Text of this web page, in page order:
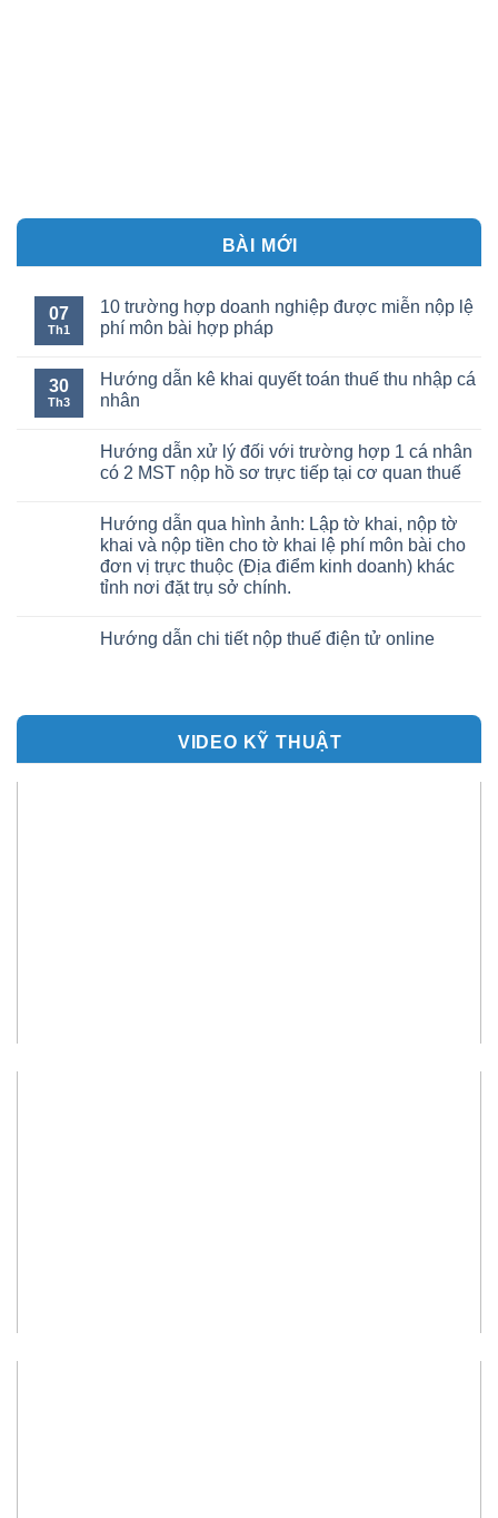
BÀI MỚI
07
Th1
10 trường hợp doanh nghiệp được miễn nộp lệ
phí môn bài hợp pháp
30
Th3
Hướng dẫn kê khai quyết toán thuế thu nhập cá
nhân
Hướng dẫn xử lý đối với trường hợp 1 cá nhân
có 2 MST nộp hồ sơ trực tiếp tại cơ quan thuế
Hướng dẫn qua hình ảnh: Lập tờ khai, nộp tờ
khai và nộp tiền cho tờ khai lệ phí môn bài cho
đơn vị trực thuộc (Địa điểm kinh doanh) khác
tỉnh nơi đặt trụ sở chính.
Hướng dẫn chi tiết nộp thuế điện tử online
VIDEO KỸ THUẬT